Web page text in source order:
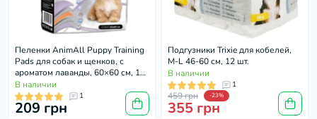
Пеленки AnimAll Puppy Training
Pads для собак и щенков, с
ароматом лаванды, 60×60 см, 10
шт
В наличии
1
209 грн
Подгузники Trixie для кобелей,
M-L 46-60 см, 12 шт.
В наличии
1
459 грн -23%
355 грн